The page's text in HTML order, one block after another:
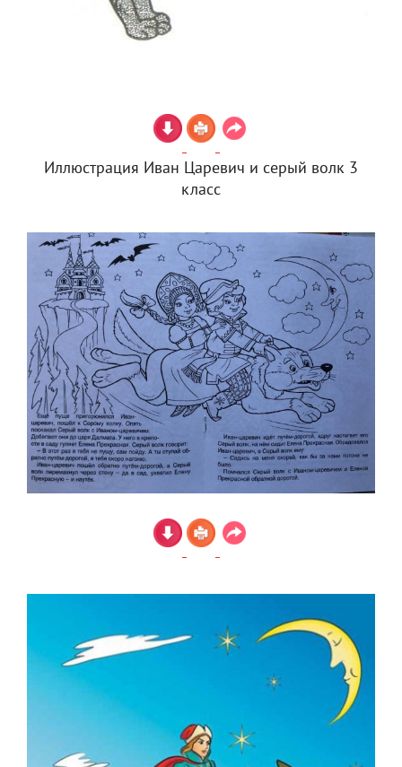
Иллюстрация Иван Царевич и серый волк 3
класс